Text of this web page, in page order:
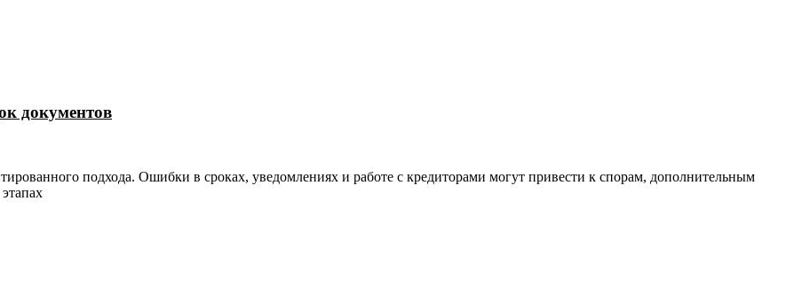
документов
подхода. Ошибки в сроках, уведомлениях и работе с кредиторами могут привести к спорам, дополнительным